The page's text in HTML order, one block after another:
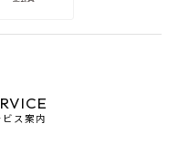
ス案内